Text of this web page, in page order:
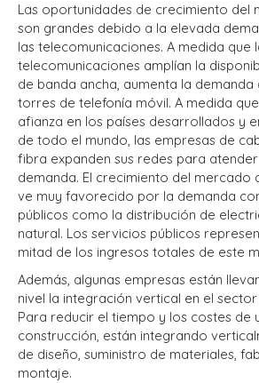
Las oportunidades de crecimiento del
son grandes debido a la elevada
las telecomunicaciones. A medida que
telecomunicaciones amplían la
de banda ancha, aumenta la demanda
torres de telefonía móvil. A medida
afianza en los países desarrollados y
de todo el mundo, las empresas de
fibra expanden sus redes para
demanda. El crecimiento del mercado
ve muy favorecido por la demanda
públicos como la distribución de
natural. Los servicios públicos
mitad de los ingresos totales de este
Además, algunas empresas están
nivel la integración vertical en el
Para reducir el tiempo y los costes de
construcción, están integrando
de diseño, suministro de materiales,
montaje.